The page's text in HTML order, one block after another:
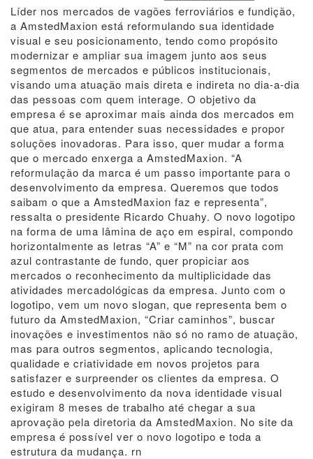
Powered by Translate
Líder nos mercados de vagões ferroviários e fundição,
a AmstedMaxion está reformulando sua identidade
visual e seu posicionamento, tendo como propósito
modernizar e ampliar sua imagem junto aos seus
segmentos de mercados e públicos institucionais,
visando uma atuação mais direta e indireta no dia-a-dia
das pessoas com quem interage. O objetivo da
empresa é se aproximar mais ainda dos mercados em
que atua, para entender suas necessidades e propor
soluções inovadoras. Para isso, quer mudar a forma
que o mercado enxerga a AmstedMaxion. “A
reformulação da marca é um passo importante para o
desenvolvimento da empresa. Queremos que todos
saibam o que a AmstedMaxion faz e representa”,
ressalta o presidente Ricardo Chuahy. O novo logotipo
na forma de uma lâmina de aço em espiral, compondo
horizontalmente as letras “A” e “M” na cor prata com
azul contrastante de fundo, quer propiciar aos
mercados o reconhecimento da multiplicidade das
atividades mercadológicas da empresa. Junto com o
logotipo, vem um novo slogan, que representa bem o
futuro da AmstedMaxion, “Criar caminhos”, buscar
inovações e investimentos não só no ramo de atuação,
mas para outros segmentos, aplicando tecnologia,
qualidade e criatividade em novos projetos para
satisfazer e surpreender os clientes da empresa. O
estudo e desenvolvimento da nova identidade visual
exigiram 8 meses de trabalho até chegar a sua
aprovação pela diretoria da AmstedMaxion. No site da
empresa é possível ver o novo logotipo e toda a
estrutura da mudança. rn